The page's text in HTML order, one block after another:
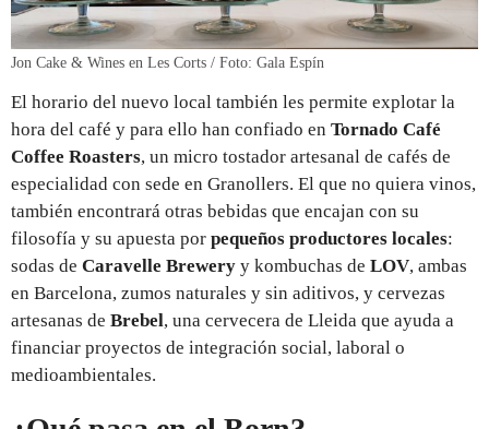
Jon Cake & Wines en Les Corts / Foto: Gala Espín
El horario del nuevo local también les permite explotar la
hora del café y para ello han confiado en Tornado Café
Coffee Roasters, un micro tostador artesanal de cafés de
especialidad con sede en Granollers. El que no quiera vinos,
también encontrará otras bebidas que encajan con su
filosofía y su apuesta por pequeños productores locales:
sodas de Caravelle Brewery y kombuchas de LOV, ambas
en Barcelona, zumos naturales y sin aditivos, y cervezas
artesanas de Brebel, una cervecera de Lleida que ayuda a
financiar proyectos de integración social, laboral o
medioambientales.